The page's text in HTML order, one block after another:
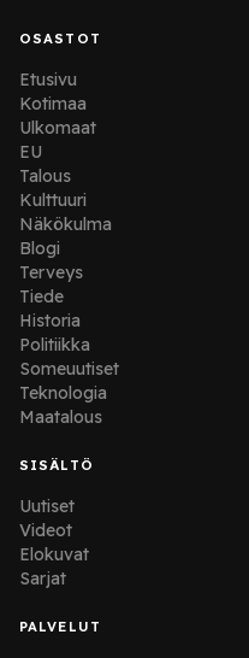
OSASTOT
Etusivu
Kotimaa
Ulkomaat
EU
Talous
Kulttuuri
Näkökulma
Blogi
Terveys
Tiede
Historia
Politiikka
Someuutiset
Teknologia
Maatalous
SISÄLTÖ
Uutiset
Videot
Elokuvat
Sarjat
PALVELUT